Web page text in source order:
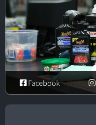
Facebook